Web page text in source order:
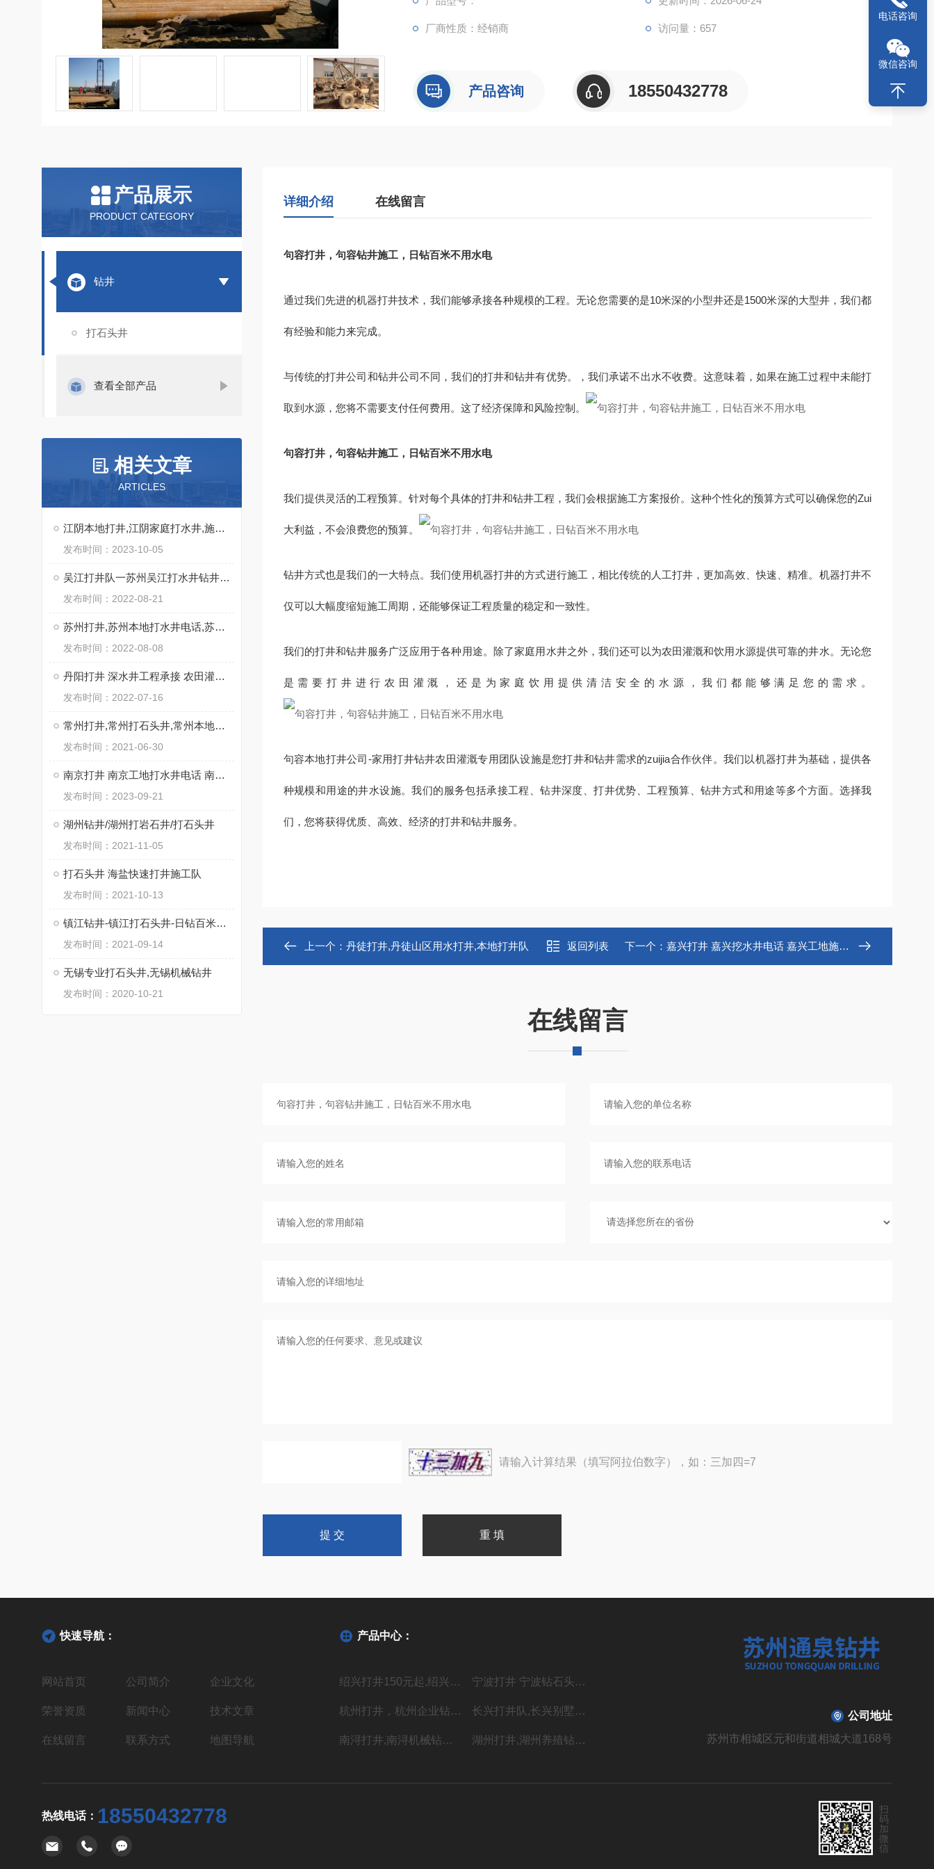
厂商性质：经销商 访问量：657
产品咨询 18550432778
产品展示
PRODUCT CATEGORY
钻井
打石头井
查看全部产品
相关文章
ARTICLES
江阴本地打井,江阴家庭打水井,施工快
发布时间：2023-10-05
吴江打井队一苏州吴江打水井钻井出水量大实力强
发布时间：2022-08-21
苏州打井,苏州本地打水井电话,苏州专业钻井公司
发布时间：2022-08-08
丹阳打井 深水井工程承接 农田灌溉用井饮用水井
发布时间：2022-07-16
常州打井,常州打石头井,常州本地钻井公司
发布时间：2021-06-30
南京打井 南京工地打水井电话 南京工厂打石头井
发布时间：2023-09-21
湖州钻井/湖州打岩石井/打石头井
发布时间：2021-11-05
打石头井 海盐快速打井施工队
发布时间：2021-10-13
镇江钻井-镇江打石头井-日钻百米不用水电
发布时间：2021-09-14
无锡专业打石头井,无锡机械钻井
发布时间：2020-10-21
详细介绍 在线留言
句容打井，句容钻井施工，日钻百米不用水电
通过我们先进的机器打井技术，我们能够承接各种规模的工程。无论您需要的是10米深的小型井还是1500米深的大型井，我们都
有经验和能力来完成。
与传统的打井公司和钻井公司不同，我们的打井和钻井有优势。，我们承诺不出水不收费。这意味着，如果在施工过程中未能打
取到水源，您将不需要支付任何费用。这了经济保障和风险控制。
句容打井，句容钻井施工，日钻百米不用水电
我们提供灵活的工程预算。针对每个具体的打井和钻井工程，我们会根据施工方案报价。这种个性化的预算方式可以确保您的Zui
大利益，不会浪费您的预算。
钻井方式也是我们的一大特点。我们使用机器打井的方式进行施工，相比传统的人工打井，更加高效、快速、精准。机器打井不
仅可以大幅度缩短施工周期，还能够保证工程质量的稳定和一致性。
我们的打井和钻井服务广泛应用于各种用途。除了家庭用水井之外，我们还可以为农田灌溉和饮用水源提供可靠的井水。无论您
是需要打井进行农田灌溉，还是为家庭饮用提供清洁安全的水源，我们都能够满足您的需求。
句容本地打井公司-家用打井钻井农田灌溉专用团队设施是您打井和钻井需求的zuijia合作伙伴。我们以机器打井为基础，提供各
种规模和用途的井水设施。我们的服务包括承接工程、钻井深度、打井优势、工程预算、钻井方式和用途等多个方面。选择我
们，您将获得优质、高效、经济的打井和钻井服务。
上一个： 丹徒打井,丹徒山区用水打井,本地打井队 返回列表 下一个： 嘉兴打井 嘉兴挖水井电话 嘉兴工地施工打井
在线留言
请输入计算结果（填写阿拉伯数字），如：三加四=7
快速导航：
网站首页 公司简介 企业文化
荣誉资质 新闻中心 技术文章
在线留言 联系方式 地图导航
产品中心：
绍兴打井150元起,绍兴机器钻水井施工单位 宁波打井 宁波钻石头井20年经验丰富
杭州打井，杭州企业钻井，上门施工价格低 长兴打井队,长兴别墅打水井,本地专业钻井队
南浔打井,南浔机械钻岩石水深水井 湖州打井,湖州养殖钻岩石井 别墅用水井
公司地址
苏州市相城区元和街道相城大道168号
热线电话： 18550432778
扫
码
加
微
信
电话咨询
微信咨询